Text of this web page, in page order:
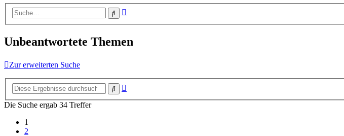
Suche
Unbeantwortete Themen
Zur erweiterten Suche
Suche
Die Suche ergab 34 Treffer
1
2